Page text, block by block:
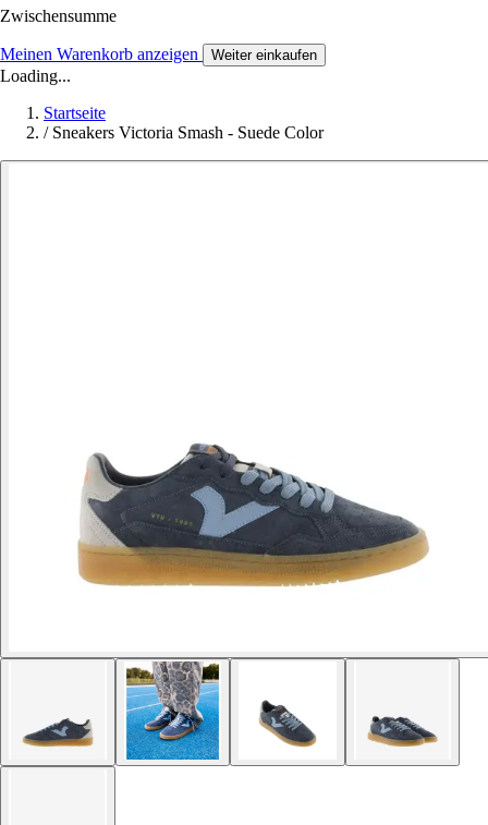
Zwischensumme
Meinen Warenkorb anzeigen Weiter einkaufen
Loading...
Startseite
/ Sneakers Victoria Smash - Suede Color